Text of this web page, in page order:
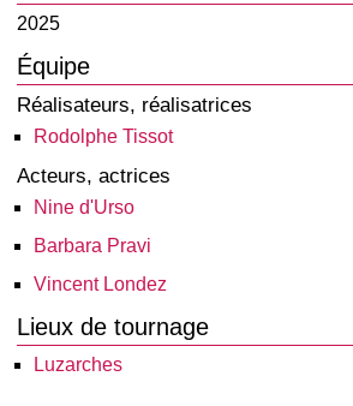
2025
Équipe
Réalisateurs, réalisatrices
Rodolphe Tissot
Acteurs, actrices
Nine d'Urso
Barbara Pravi
Vincent Londez
Lieux de tournage
Luzarches